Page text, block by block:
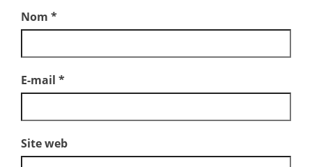
Nom *
E-mail *
Site web